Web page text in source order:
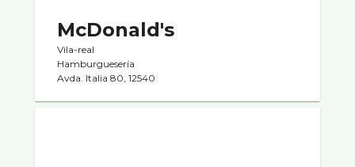
McDonald's
Vila-real
Hamburgueserí­a
Avda. Italia 80, 12540